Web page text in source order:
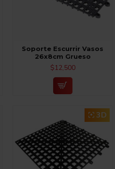
Soporte Escurrir Vasos
26x8cm Grueso
$12,500
3D